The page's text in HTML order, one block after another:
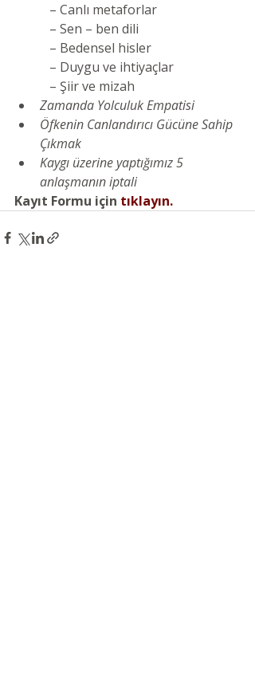
– Canlı metaforlar
– Sen – ben dili
– Bedensel hisler
– Duygu ve ihtiyaçlar
– Şiir ve mizah
Zamanda Yolculuk Empatisi
Öfkenin Canlandırıcı Gücüne Sahip
Çıkmak
Kaygı üzerine yaptığımız 5
anlaşmanın iptali
Kayıt Formu için tıklayın.